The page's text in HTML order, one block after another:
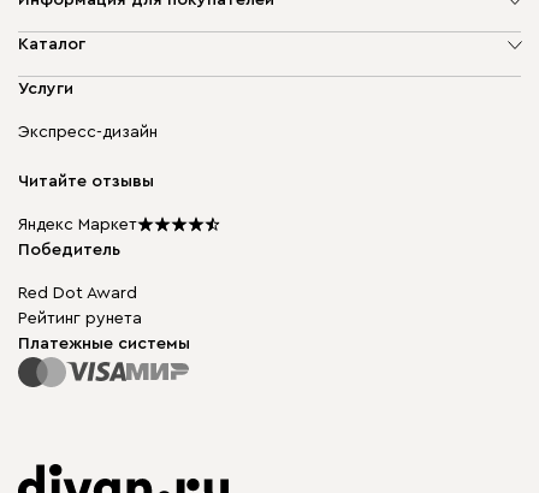
О компании
Доставка и оплата
диван.клуб
Подарочные сертификаты
Мы в прессе
Каталог
Мягкая мебель
Бескаркасная мебель
Столы и стулья
Услуги
Экспресс-дизайн
Читайте отзывы
Яндекс Маркет
Победитель
Red Dot Award
Рейтинг рунета
Платежные системы